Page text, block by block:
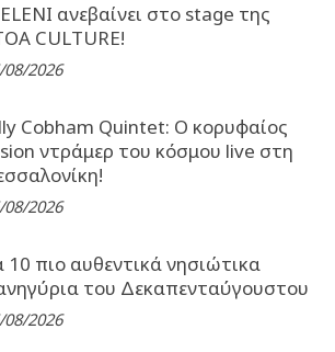
ανεβαίνει στο stage της
CULTURE!
08/2026
Cobham Quintet: Ο κορυφαίος
ντράμερ του κόσμου live στη
08/2026
10 πιο αυθεντικά νησιώτικα
του Δεκαπενταύγουστου
08/2026